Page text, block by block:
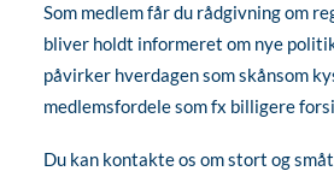
Som medlem får du rådgivning om
bliver holdt informeret om nye
påvirker hverdagen som skånsom
medlemsfordele som fx billigere
Du kan kontakte os om stort og